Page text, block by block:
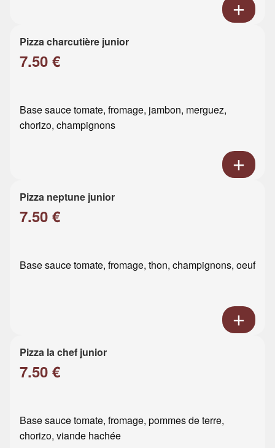
Pizza charcutière junior
7.50 €
Base sauce tomate, fromage, jambon, merguez,
chorizo, champignons
Pizza neptune junior
7.50 €
Base sauce tomate, fromage, thon, champignons, oeuf
Pizza la chef junior
7.50 €
Base sauce tomate, fromage, pommes de terre,
chorizo, viande hachée